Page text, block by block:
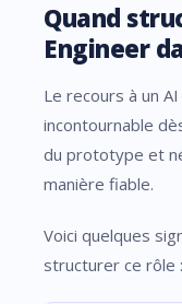
Quand
Engineer
Le recours à un
incontournable
du prototype et
manière fiable.
Voici quelques
structurer ce rôle :